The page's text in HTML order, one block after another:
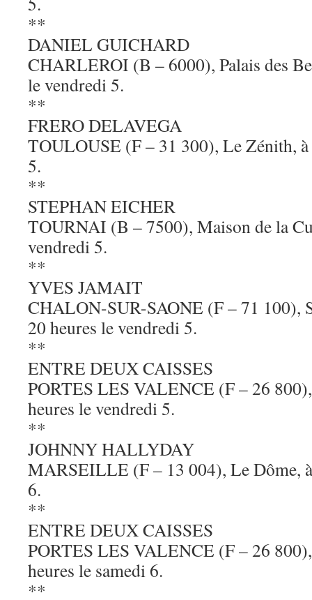
**
DANIEL GUICHARD
CHARLEROI (B – 6000), Palais des
le vendredi 5.
**
FRERO DELAVEGA
TOULOUSE (F – 31 300), Le Zénith,
5.
**
STEPHAN EICHER
TOURNAI (B – 7500), Maison de la
vendredi 5.
**
YVES JAMAIT
CHALON-SUR-SAONE (F – 71 100),
20 heures le vendredi 5.
**
ENTRE DEUX CAISSES
PORTES LES VALENCE (F – 26
heures le vendredi 5.
**
JOHNNY HALLYDAY
MARSEILLE (F – 13 004), Le Dôme,
6.
**
ENTRE DEUX CAISSES
PORTES LES VALENCE (F – 26
heures le samedi 6.
**